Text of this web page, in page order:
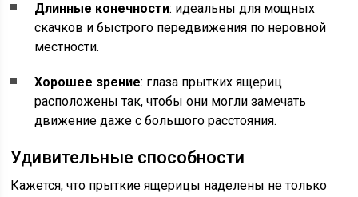
Длинные конечности: идеальны для мощных
скачков и быстрого передвижения по неровной
местности.
Хорошее зрение: глаза прытких ящериц
расположены так, чтобы они могли замечать
движение даже с большого расстояния.
Удивительные способности
Кажется, что прыткие ящерицы наделены не только